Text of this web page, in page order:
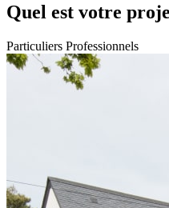
Quel est votre
Particuliers Professionnels